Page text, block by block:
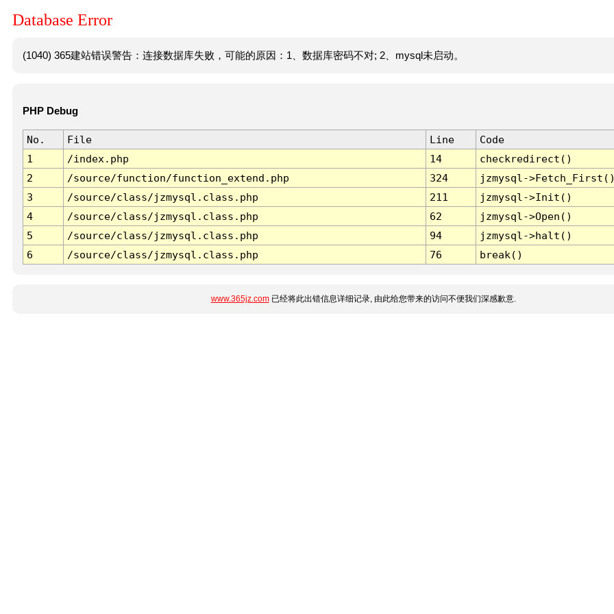
Database Error
(1040) 365建站错误警告：连接数据库失败，可能的原因：1、数据库密码不对; 2、mysql未启动。
PHP Debug
No. File Line
Code
1
/index.php 14
checkredirect()
2
/source/function/function_extend.php 324
jzmysql-
3
/source/class/jzmysql.class.php 211
jzmysql->Init()
4
/source/class/jzmysql.class.php 62
jzmysql->Open()
5
/source/class/jzmysql.class.php 94
jzmysql->halt()
6
/source/class/jzmysql.class.php 76 break()
www.365jz.com已经将此出错信息详细记录, 由此给您带来的访问不便我们深感歉意.